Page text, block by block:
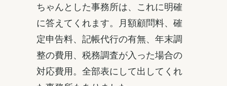
ちゃんとした事務所は、これに明確
に答えてくれます。月額顧問料、確
定申告料、記帳代行の有無、年末調
整の費用、税務調査が入った場合の
対応費用。全部表にして出してくれ